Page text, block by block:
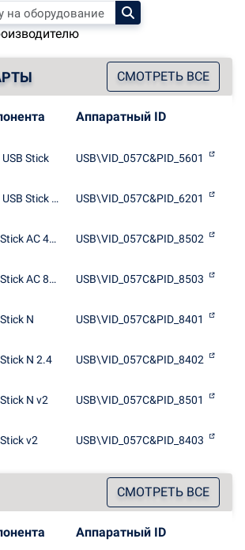
СМОТРЕТЬ ВСЕ
Аппаратный ID
Stick USB\VID_057C&PID_5601
AVM FRITZ!WLAN USB Stick v1.1 USB\VID_057C&PID_6201
FRITZ!WLAN USB Stick AC 430 USB\VID_057C&PID_8502
FRITZ!WLAN USB Stick AC 860 USB\VID_057C&PID_8503
N USB\VID_057C&PID_8401
N 2.4 USB\VID_057C&PID_8402
N v2 USB\VID_057C&PID_8501
v2 USB\VID_057C&PID_8403
СМОТРЕТЬ ВСЕ
Аппаратный ID